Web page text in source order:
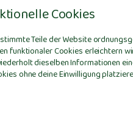
Cookies
Teile der Website
funktionaler Cookies erleichtern
dieselben Informationen
ohne deine Einwilligung